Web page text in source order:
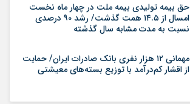
حق بیمه تولیدی بیمه ملت در چهار ماه نخست
امسال از ۱۴.۵ همت گذشت/ رشد ۹۰ درصدی
نسبت به مدت مشابه سال گذشته
مهمانی ۱۲ هزار نفری بانک صادرات ایران/ حمایت
از اقشار کم‌درآمد با توزیع بسته‌های معیشتی